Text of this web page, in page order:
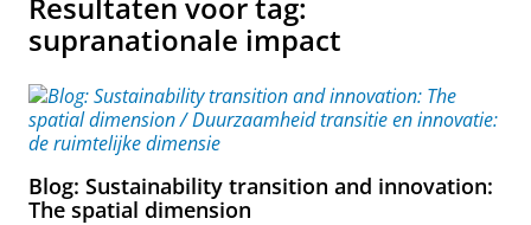
supranationale impact
Blog: Sustainability transition and innovation:
The spatial dimension